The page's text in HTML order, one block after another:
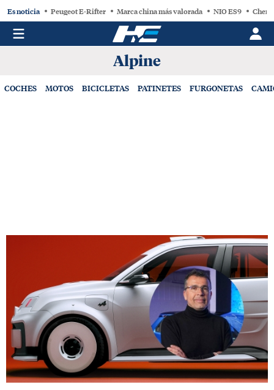
Es noticia Peugeot E-Rifter Marca china más valorada NIO ES9 Chery
Alpine
COCHES MOTOS BICICLETAS PATINETES FURGONETAS